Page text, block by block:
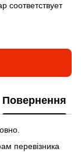
соответствует
Повернення
перевізника